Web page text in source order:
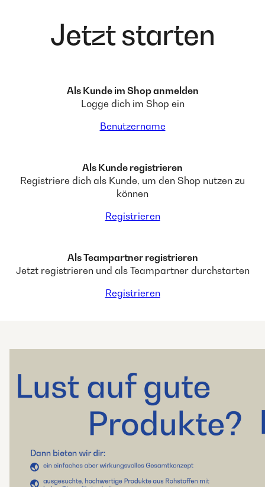
Jetzt starten
Als Kunde im Shop anmelden
Logge dich im Shop ein
Benutzername
Als Kunde registrieren
Registriere dich als Kunde, um den Shop nutzen zu
können
Registrieren
Als Teampartner registrieren
Jetzt registrieren und als Teampartner durchstarten
Registrieren